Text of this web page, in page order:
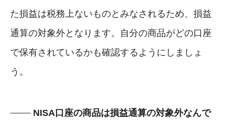
た損益は税務上ないものとみなされるため、損益
通算の対象外となります。自分の商品がどの口座
で保有されているかも確認するようにしましょ
う。
NISA口座の商品は損益通算の対象外なんで